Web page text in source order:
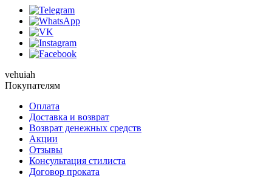
vehuiah
Покупателям
Оплата
Доставка и возврат
Возврат денежных средств
Акции
Отзывы
Консультация стилиста
Договор проката